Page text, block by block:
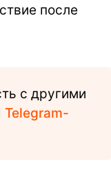
после
с другими
Telegram-